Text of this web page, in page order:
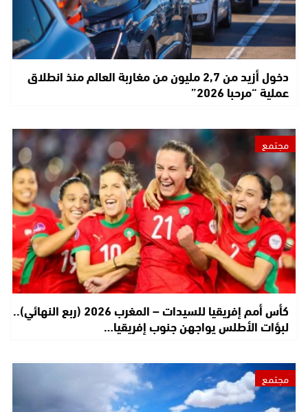
دخول أزيد من 2,7 مليون من مغاربة العالم منذ انطلاق
عملية “مرحبا 2026”
مجتمع
كأس أمم إفريقيا للسيدات – المغرب 2026 (ربع النهائي)..
لبؤات الأطلس يواجهن جنوب إفريقيا…
مجتمع